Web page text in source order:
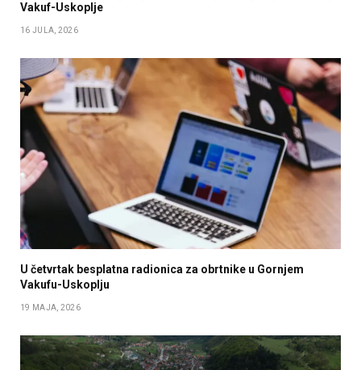
Vakuf-Uskoplje
16 JULA, 2026
U četvrtak besplatna radionica za obrtnike u Gornjem
Vakufu-Uskoplju
19 MAJA, 2026